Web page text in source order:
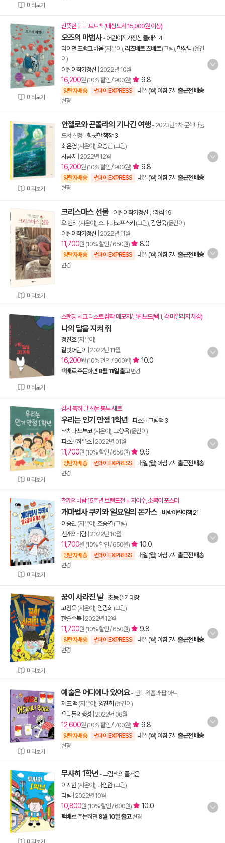
미리보기
미리보기
산뜻한 미니 토트백 (대상도서 15,000원 이상)
오즈의 마법사- 어린이작가정신 클래식 4
라이먼 프랭크 바움(지은이), 리즈베트 츠베르(그림), 한상남(옮긴
이)
어린이작가정신 2022년 10월
16,200원 (10% 할인 / 900원) 9.8
양탄자배송 썬데이 EXPRESS 내일 (월) 아침 7시 출근전 배송
변경
미리보기
안젤로와 곤돌라의 기나긴 여행 - 2023년 1차 문학나눔
도서 선정 -향긋한 책장 3
최은영(지은이), 오승민(그림)
시금치
2022년 12월
16,200원 (10% 할인 / 900원) 9.8
양탄자배송 썬데이 EXPRESS 내일 (월) 아침 7시 출근전 배송
변경
미리보기
크리스마스 선물- 어린이작가정신 클래식 19
오 헨리 (지은이), 소냐 다노프스키 (그림), 김영욱(옮긴이)
어린이작가정신 2022년 11월
11,700원 (10% 할인 / 650원) 8.0
양탄자배송 썬데이 EXPRESS 내일 (월) 아침 7시 출근전 배송
변경
미리보기
스탠딩 체크 리스트 점착 메모지/클립보드(택 1, 각 마일리지 차감)
나의 달을 지켜 줘
정진호(지은이)
길벗어린이
2022년 11월
16,200원 (10% 할인 / 900원) 10.0
택배로 주문하면 8월 11일 출고 변경
미리보기
감사 축하 말 선물 봉투 세트
우리는 인기 만점 1학년 -파스텔 그림책 3
쓰치다 노부코(지은이), 고향옥(옮긴이)
파스텔하우스| 2022년 01월
11,700원 (10% 할인 / 650원) 9.6
양탄자배송 썬데이 EXPRESS 내일 (월) 아침 7시 출근전 배송
변경
미리보기
천개의바람 15주년 브랜드전 + 지이수, 소복이 포스터
개마법사 쿠키와 일요일의 돈가스 - 바람어린이책 21
이승민(지은이), 조승연(그림)
천개의바람| 2022년 10월
11,700원 (10% 할인 / 650원) 10.0
양탄자배송 썬데이 EXPRESS 내일 (월) 아침 7시 출근전 배송
변경
미리보기
꿈이 사라진 날-초등 읽기대장
고정욱(지은이), 임광희 (그림)
한솔수북| 2022년 12월
11,700원 (10% 할인 / 650원) 9.8
양탄자배송 썬데이 EXPRESS 내일 (월) 아침 7시 출근전 배송
변경
미리보기
예술은 어디에나 있어요- 앤디 워홀과 팝 아트
제프 맥 (지은이), 양진희 (옮긴이)
우리들의행성 2022년 06월
12,600원 (10% 할인 / 700원) 9.8
양탄자배송 썬데이 EXPRESS 내일 (월) 아침 7시 출근전 배송
변경
무사히 1학년 -그림책의 즐거움
이지현 (지은이), 나인완(그림)
다림 2022년 10월
10,800원 (10% 할인 / 600원) 10.0
택배로 주문하면 8월 10일 출고 변경